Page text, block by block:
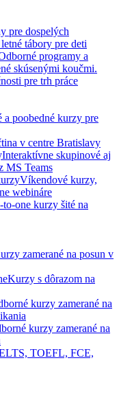
pre dospelých
tábory pre deti
programy a
skúsenými koučmi.
pre trh práce
a poobedné kurzy pre
v centre Bratislavy
Interaktívne skupinové aj
MS Teams
Víkendové kurzy,
webináre
to-one kurzy šité na
zamerané na posun v
Kurzy s dôrazom na
kurzy zamerané na
kurzy zamerané na
TOEFL, FCE,